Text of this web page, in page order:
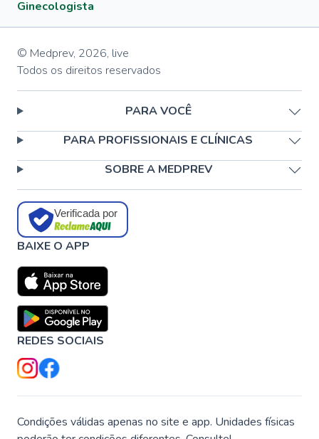
Ginecologista
© Medprev, 2026, live
Todos os direitos reservados
PARA VOCÊ
PARA PROFISSIONAIS E CLÍNICAS
SOBRE A MEDPREV
Verificada por
BAIXE O APP
REDES SOCIAIS
Condições válidas apenas no site e app. Unidades físicas